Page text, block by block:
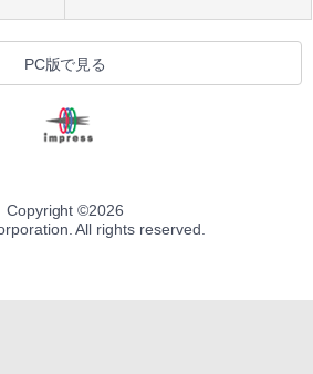
PC版で見る
Copyright ©2026
All rights reserved.